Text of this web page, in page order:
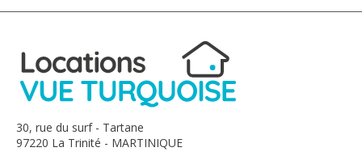
Encore Merci pour tout ! On a adoré… nous reviendrons
avec grand plaisir????.
Sylvie et Serge
Miguel - septembre 2025
30, rue du surf - Tartane
97220 La Trinité - MARTINIQUE